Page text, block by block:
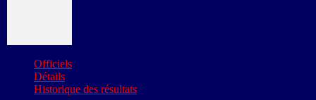
Officiels
Détails
Historique des résultats